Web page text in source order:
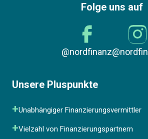
Folge uns auf
@nordfinanz
Unsere Pluspunkte
Unabhängiger Finanzierungsvermittler
Vielzahl von Finanzierungspartnern